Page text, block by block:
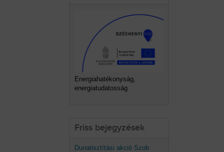
Energiahatékonyság,
energiatudatosság
Friss bejegyzések
Dunatisztítási akció Szob